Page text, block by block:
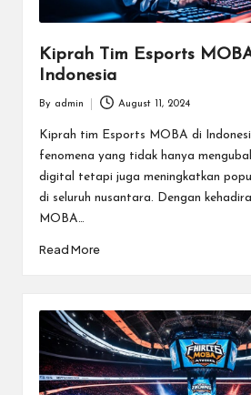
Kiprah Tim Esports
Indonesia
Posted
by
By admin August 11, 2024
Kiprah tim Esports MOBA di
fenomena yang tidak hanya
digital tetapi juga meningkatkan
di seluruh nusantara. Dengan
MOBA…
Read More